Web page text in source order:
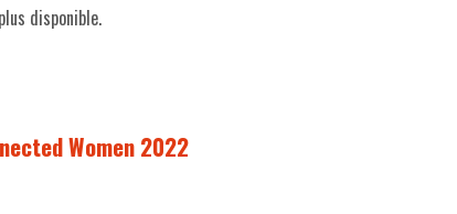
disponible.
Women 2022